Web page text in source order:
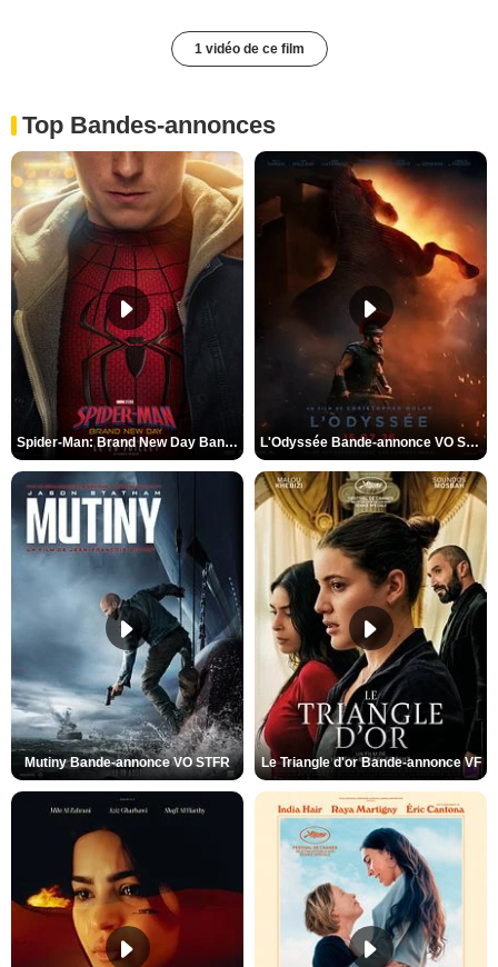
1 vidéo de ce film
Top Bandes-annonces
Spider-Man: Brand New Day Bande-annonce VO STFR L'Odyssée Bande-annonce VO STFR
Mutiny Bande-annonce VO STFR Le Triangle d'or Bande-annonce VF